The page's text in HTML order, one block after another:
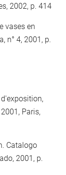
2002, p. 414
vases en
n° 4, 2001, p.
Paris,
Catalogo
2001, p.